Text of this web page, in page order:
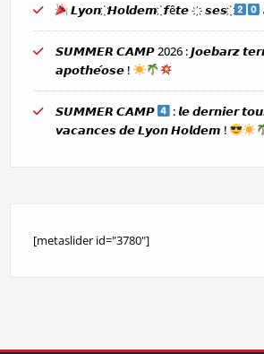
𝙇𝙮𝙤𝙣 ҉ 𝙃𝙤𝙡𝙙𝙚𝙢 ҉ 𝙛ê𝙩𝙚 ҉ 𝙨𝙚𝙨 ҉
𝙎𝙐𝙈𝙈𝙀𝙍 𝘾𝘼𝙈𝙋 2026 : 𝙅𝙤𝙚𝙗𝙖𝙧𝙯
𝙖𝙥𝙤𝙩𝙝𝙚́𝙤𝙨𝙚 !
𝙎𝙐𝙈𝙈𝙀𝙍 𝘾𝘼𝙈𝙋
: 𝙡𝙚 𝙙𝙚𝙧𝙣𝙞𝙚𝙧
𝙫𝙖𝙘𝙖𝙣𝙘𝙚𝙨 𝙙𝙚 𝙇𝙮𝙤𝙣 𝙃𝙤𝙡𝙙𝙚𝙢 !
[metaslider id="3780"]